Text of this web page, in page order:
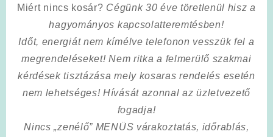
Miért nincs kosár? Cégünk 30 éve töretlenül hisz a
hagyományos kapcsolatteremtésben!
Időt, energiát nem kímélvetelefonon vesszük fel a
megrendeléseket! Nem ritka a felmerülő szakmai
kérdések tisztázása mely kosaras rendelés esetén
nem lehetséges! Hívását azonnal az üzletvezető
fogadja!
Nincs „zenélő” MENÜS várakoztatás, időrablás,